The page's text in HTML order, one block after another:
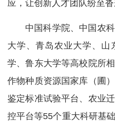
应，让创新人才团队纷至沓
中国科学院、中国农
大学、青岛农业大学、山
学、鲁东大学等高校院所
作物种质资源国家库（圃
鉴定标准试验平台、农业
控平台等55个重大科研基